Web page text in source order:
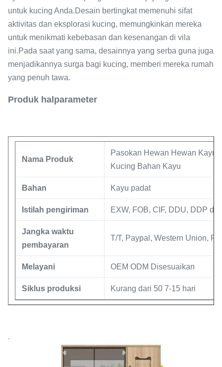
untuk kucing Anda.Desain bertingkat memenuhi sifat
aktivitas dan eksplorasi kucing, memungkinkan mereka
untuk menikmati kebebasan dan kesenangan di vila
ini.Pada saat yang sama, desainnya yang serba guna juga
menjadikannya surga bagi kucing, memberi mereka rumah
yang penuh tawa.
Produk hal parameter
Nama Produk
Pasokan Hewan Hewan Kayu
Kucing Bahan Kayu
Bahan Kayu padat
Istilah pengiriman EXW, FOB, CIF, DDU, DDP dll
Jangka waktu
pembayaran
T/T, Paypal, Western Union,
Melayani OEM ODM Disesuaikan
Siklus produksi Kurang dari 50 7-15 hari